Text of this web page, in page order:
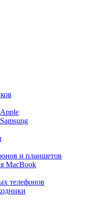
и планшетов
MacBook
телефонов